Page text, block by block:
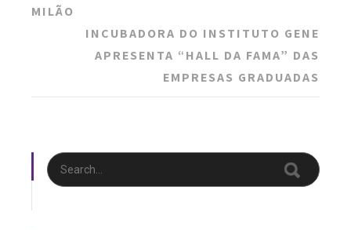
MILÃO
INCUBADORA DO INSTITUTO GENE
APRESENTA “HALL DA FAMA” DAS
EMPRESAS GRADUADAS